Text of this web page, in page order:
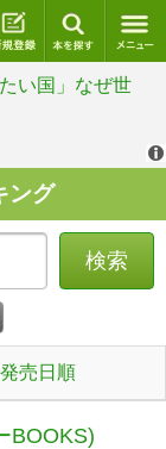
グイン 新規登録
ング
検索
発売日順
BOOKS)